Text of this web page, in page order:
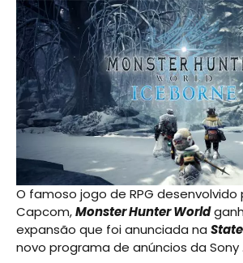
O famoso jogo de RPG desenvolvido
Capcom,Monster Hunter World
expansão que foi anunciada na
novo programa de anúncios da Sony .